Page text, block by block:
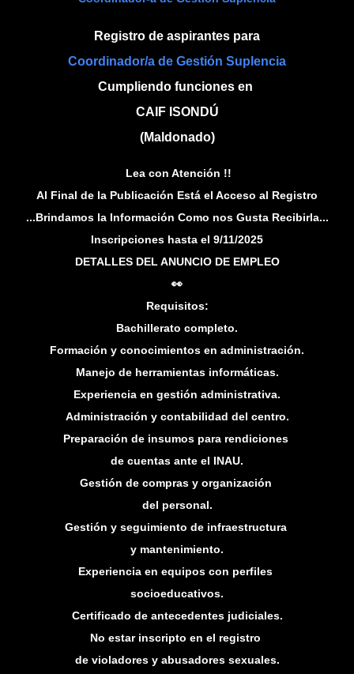
Registro de aspirantes para
Coordinador/a de Gestión Suplencia
Cumpliendo funciones en
CAIF ISONDÚ
(Maldonado)
Lea con Atención !!
Al Final de la Publicación Está el Acceso al Registro
...Brindamos la Información Como nos Gusta Recibirla...
Inscripciones hasta el 9/11/2025
DETALLES DEL ANUNCIO DE EMPLEO
👀
Requisitos:
Bachillerato completo.
Formación y conocimientos en administración.
Manejo de herramientas informáticas.
Experiencia en gestión administrativa.
Administración y contabilidad del centro.
Preparación de insumos para rendiciones
de cuentas ante el INAU.
Gestión de compras y organización
del personal.
Gestión y seguimiento de infraestructura
y mantenimiento.
Experiencia en equipos con perfiles
socioeducativos.
Certificado de antecedentes judiciales.
No estar inscripto en el registro
de violadores y abusadores sexuales.